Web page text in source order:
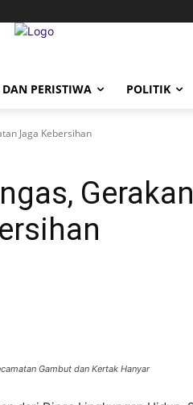
PERISTIWA POLITIK
Jaga Kebersihan
Gambut dan Kertak Hanyar